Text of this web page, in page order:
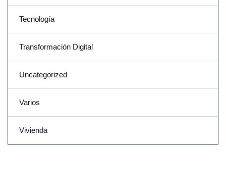
Tecnología
Transformación Digital
Uncategorized
Varios
Vivienda